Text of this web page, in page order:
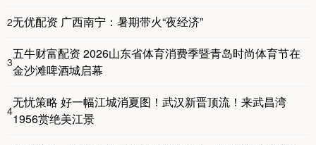
2无优配资 广西南宁：暑期带火“夜经济”
3
五牛财富配资 2026山东省体育消费季暨青岛时尚体育节在
金沙滩啤酒城启幕
4
无忧策略 好一幅江城消夏图！武汉新晋顶流！来武昌湾
1956赏绝美江景